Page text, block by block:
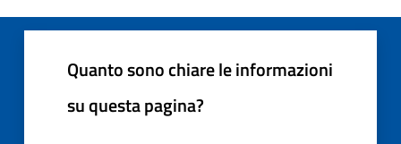
Quanto sono chiare le informazioni
su questa pagina?